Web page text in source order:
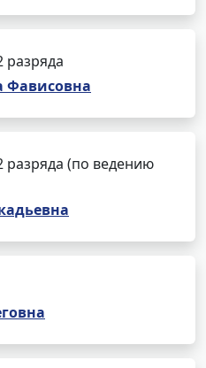
разряда
Фависовна
разряда (по ведению